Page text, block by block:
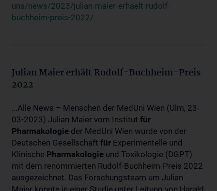
uns/news/2023/julian-maier-erhaelt-rudolf-
buchheim-preis-2022/
Julian Maier erhält Rudolf-Buchheim-Preis
2022
...Alle News – Menschen der MedUni Wien (Ulm, 23-
03-2023) Julian Maier vom Institut für
Pharmakologie der MedUni Wien wurde von der
Deutschen Gesellschaft für Experimentelle und
Klinische Pharmakologie und Toxikologie (DGPT)
mit dem renommierten Rudolf-Buchheim-Preis 2022
ausgezeichnet. Das Forschungsteam um Julian
Maier konnte in einer Studie unter Leitung von Harald